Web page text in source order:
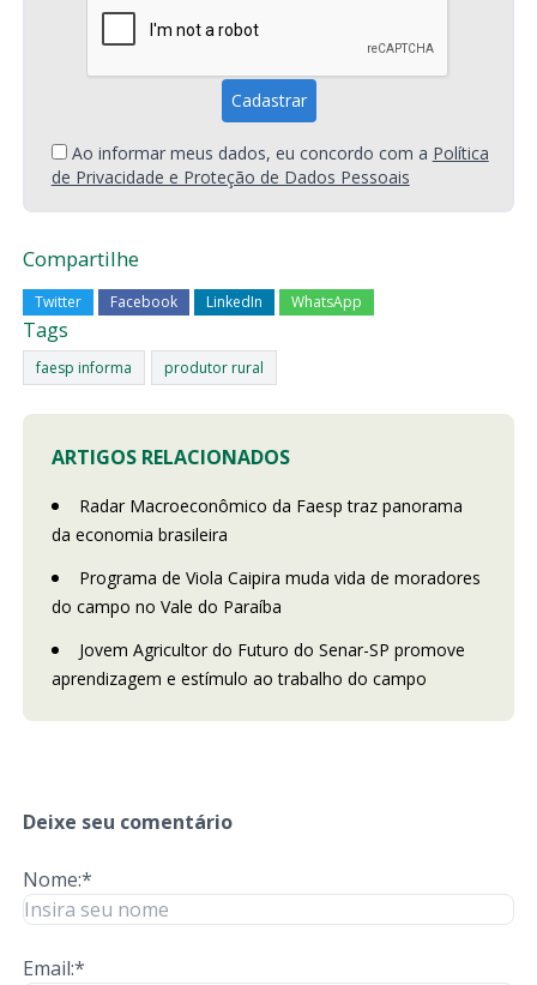
Ao informar meus dados, eu concordo com a Política
de Privacidade e Proteção de Dados Pessoais
Compartilhe
Twitter Facebook LinkedIn WhatsApp
Tags
faesp informa produtor rural
ARTIGOS RELACIONADOS
Radar Macroeconômico da Faesp traz panorama
da economia brasileira
Programa de Viola Caipira muda vida de moradores
do campo no Vale do Paraíba
Jovem Agricultor do Futuro do Senar-SP promove
aprendizagem e estímulo ao trabalho do campo
Deixe seu comentário
Nome:*
Email:*